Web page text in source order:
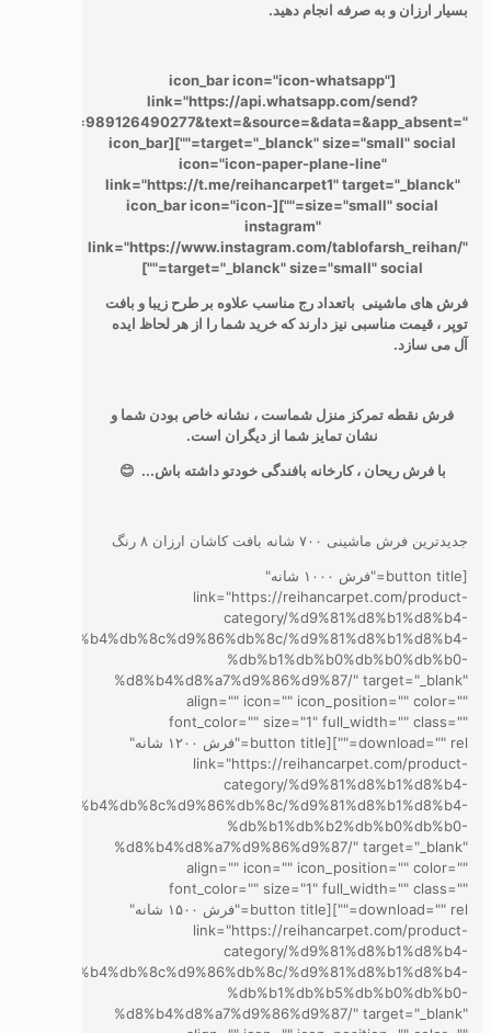
بسیار ارزان و به صرفه انجام دهید.
[icon_bar icon="icon-whatsapp"
link="https://api.whatsapp.com/send?
phone=989126490277&text=&source=&data=&app_absent="
target="_blanck" size="small" social=""][icon_bar
icon="icon-paper-plane-line"
link="https://t.me/reihancarpet1" target="_blanck"
size="small" social=""][icon_bar icon="icon-
instagram"
link="https://www.instagram.com/tablofarsh_reihan/"
target="_blanck" size="small" social=""]
فرش های ماشینی باتعداد رج مناسب علاوه بر طرح زیبا و بافت
توپر ، قیمت مناسبی نیز دارند که خرید شما را از هر لحاظ ایده
آل می سازد.
فرش نقطه تمرکز منزل شماست ، نشانه خاص بودن شما و
نشان تمایز شما از دیگران است.
با فرش ریحان ، کارخانه بافندگی خودتو داشته باش... 😊
جدیدترین فرش ماشینی ۷۰۰ شانه بافت کاشان ارزان ۸ رنگ
[button title="فرش ۱۰۰۰ شانه"
link="https://reihancarpet.com/product-
category/%d9%81%d8%b1%d8%b4-
%d9%81%d8%b1%d8%b4-
%db%b1%db%b0%db%b0%db%b0-
%d8%b4%d8%a7%d9%86%d9%87/" target="_blank"
align="" icon="" icon_position="" color=""
font_color="" size="1" full_width="" class=""
download="" rel=""][button title="فرش ۱۲۰۰ شانه"
link="https://reihancarpet.com/product-
category/%d9%81%d8%b1%d8%b4-
%d9%81%d8%b1%d8%b4-
%db%b1%db%b2%db%b0%db%b0-
%d8%b4%d8%a7%d9%86%d9%87/" target="_blank"
align="" icon="" icon_position="" color=""
font_color="" size="1" full_width="" class=""
download="" rel=""][button title="فرش ۱۵۰۰ شانه"
link="https://reihancarpet.com/product-
category/%d9%81%d8%b1%d8%b4-
%d9%81%d8%b1%d8%b4-
%db%b1%db%b5%db%b0%db%b0-
%d8%b4%d8%a7%d9%86%d9%87/" target="_blank"